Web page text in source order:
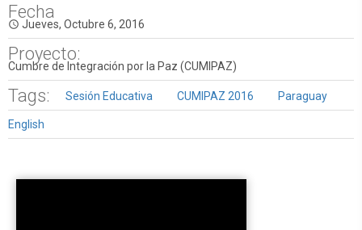
Fecha
access_time Jueves, Octubre 6, 2016
Proyecto:
Cumbre de Integración por la Paz (CUMIPAZ)
Tags: Sesión Educativa CUMIPAZ 2016 Paraguay
English